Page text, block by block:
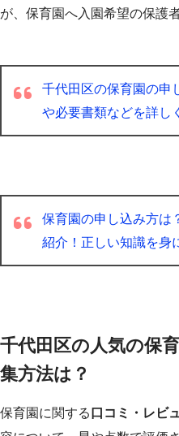
が、保育園へ入園希望の保護
千代田区の保育園の申
や必要書類などを詳し
保育園の申し込み方は
紹介！正しい知識を身
千代田区の人気の保
集方法は？
保育園に関する 口コミ・レビ